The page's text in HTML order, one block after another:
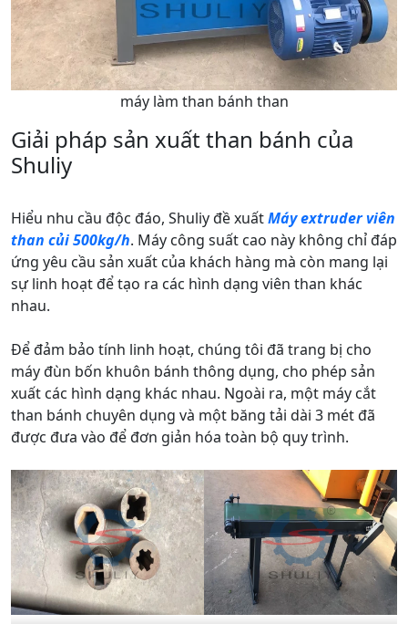
máy làm than bánh than
Giải pháp sản xuất than bánh của
Shuliy
Hiểu nhu cầu độc đáo, Shuliy đề xuấtMáy extruder viên
than củi 500kg/h. Máy công suất cao này không chỉ đáp
ứng yêu cầu sản xuất của khách hàng mà còn mang lại
sự linh hoạt để tạo ra các hình dạng viên than khác
nhau.
Để đảm bảo tính linh hoạt, chúng tôi đã trang bị cho
máy đùn bốn khuôn bánh thông dụng, cho phép sản
xuất các hình dạng khác nhau. Ngoài ra, một máy cắt
than bánh chuyên dụng và một băng tải dài 3 mét đã
được đưa vào để đơn giản hóa toàn bộ quy trình.